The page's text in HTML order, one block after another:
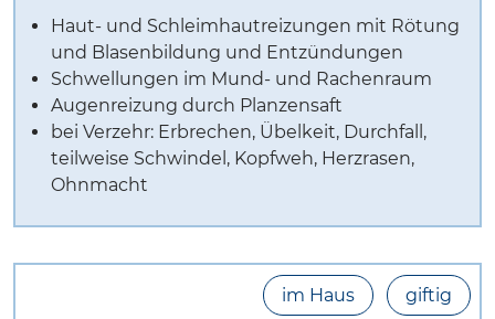
Haut- und Schleimhautreizungen mit Rötung
und Blasenbildung und Entzündungen
Schwellungen im Mund- und Rachenraum
Augenreizung durch Planzensaft
bei Verzehr: Erbrechen, Übelkeit, Durchfall,
teilweise Schwindel, Kopfweh, Herzrasen,
Ohnmacht
im Haus giftig